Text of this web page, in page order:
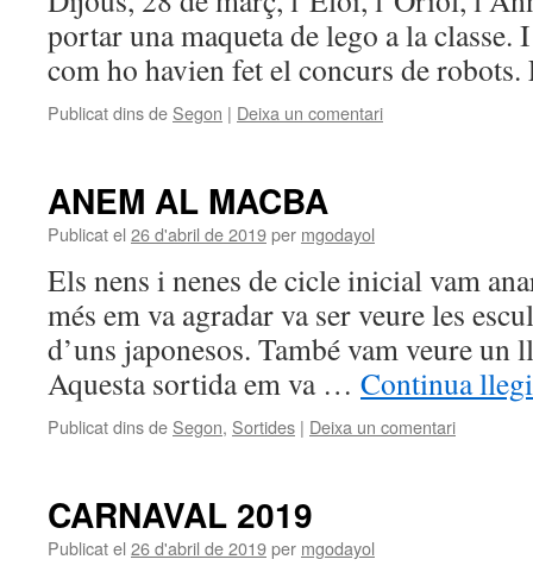
portar una maqueta de lego a la classe.
com ho havien fet el concurs de
Publicat dins de Segon | Deixa un comentari
ANEM AL MACBA
Publicat el 26 d'abril de 2019per mgodayol
Els nens i nenes de cicle inicial vam
més em va agradar va ser veure les
d’uns japonesos. També vam veure un
Aquesta sortida em va … Continua
Publicat dins de Segon, Sortides | Deixa un comentari
CARNAVAL 2019
Publicat el 26 d'abril de 2019per mgodayol